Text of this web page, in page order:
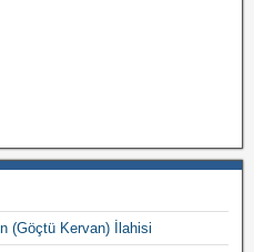
(Göçtü Kervan) İlahisi